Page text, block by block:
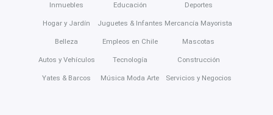
Inmuebles
Hogar y Jardín
Belleza
Autos y Vehículos
Yates & Barcos
Educación
Juguetes & Infantes
Empleos en Chile
Tecnología
Música Moda Arte
Deportes
Mercancía Mayorista
Mascotas
Construcción
Servicios y Negocios
Ventana doble vidrio Fácil acceso
Ventiladores de techo